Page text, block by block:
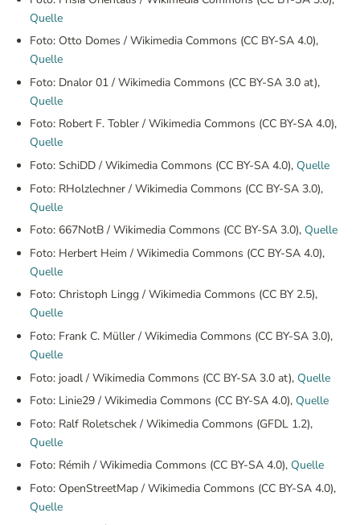
Quelle
Foto: Otto Domes / Wikimedia Commons (CC BY-SA 4.0),
Quelle
Foto: Dnalor 01 / Wikimedia Commons (CC BY-SA 3.0 at),
Quelle
Foto: Robert F. Tobler / Wikimedia Commons (CC BY-SA 4.0),
Quelle
Foto: SchiDD / Wikimedia Commons (CC BY-SA 4.0), Quelle
Foto: RHolzlechner / Wikimedia Commons (CC BY-SA 3.0),
Quelle
Foto: 667NotB / Wikimedia Commons (CC BY-SA 3.0), Quelle
Foto: Herbert Heim / Wikimedia Commons (CC BY-SA 4.0),
Quelle
Foto: Christoph Lingg / Wikimedia Commons (CC BY 2.5),
Quelle
Foto: Frank C. Müller / Wikimedia Commons (CC BY-SA 3.0),
Quelle
Foto: joadl / Wikimedia Commons (CC BY-SA 3.0 at), Quelle
Foto: Linie29 / Wikimedia Commons (CC BY-SA 4.0), Quelle
Foto: Ralf Roletschek / Wikimedia Commons (GFDL 1.2),
Quelle
Foto: Rémih / Wikimedia Commons (CC BY-SA 4.0), Quelle
Foto: OpenStreetMap / Wikimedia Commons (CC BY-SA 4.0),
Quelle